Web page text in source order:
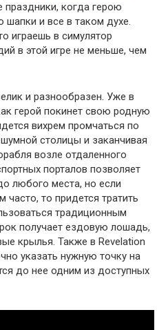
когда герою
и все в таком духе.
играешь в симулятор
в этой игре не меньше, чем
и разнообразен. Уже в
герой покинет свою родную
вихрем промчаться по
столицы и заканчивая
возле отдаленного
порталов позволяет
любого места, но если
то придется тратить
традиционным
получает ездовую лошадь,
крылья. Также в Revelation
указать нужную точку на
до нее одним из доступных